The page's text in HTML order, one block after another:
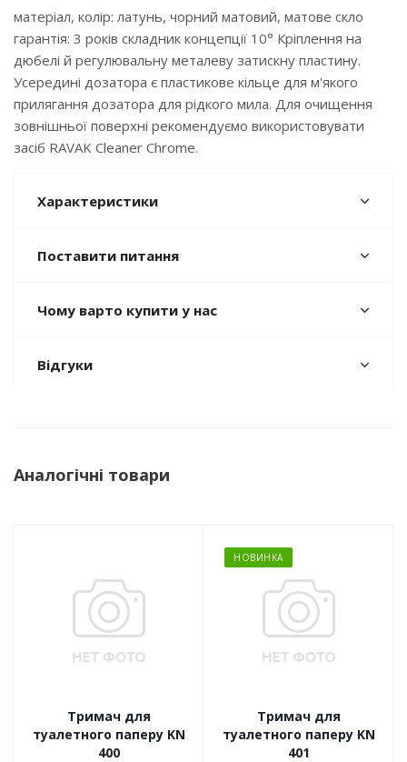
матеріал, колір: латунь, чорний матовий, матове скло
гарантія: 3 років складник концепції 10° Кріплення на
дюбелі й регулювальну металеву затискну пластину.
Усередині дозатора є пластикове кільце для м'якого
прилягання дозатора для рідкого мила. Для очищення
зовнішньої поверхні рекомендуємо використовувати
засіб RAVAK Cleaner Chrome.
Характеристики
Поставити питання
Чому варто купити у нас
Відгуки
Аналогічні товари
Тримач для
туалетного паперу KN
400
НОВИНКА
Тримач для
туалетного паперу KN
401